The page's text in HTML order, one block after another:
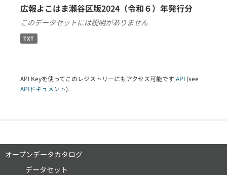
広報よこはま瀬谷区版2024（令和６）年発行分
このデータセットには説明がありません
TXT
API Keyを使ってこのレジストリーにもアクセス可能です API (see
APIドキュメント).
オープンデータカタログ
データセット